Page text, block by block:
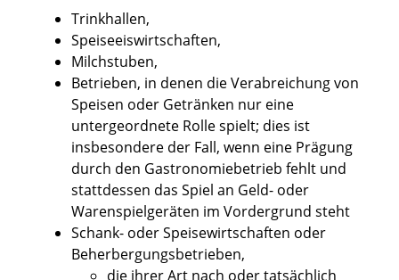
Trinkhallen,
Speiseeiswirtschaften,
Milchstuben,
Betrieben, in denen die Verabreichung von
Speisen oder Getränken nur eine
untergeordnete Rolle spielt; dies ist
insbesondere der Fall, wenn eine Prägung
durch den Gastronomiebetrieb fehlt und
stattdessen das Spiel an Geld- oder
Warenspielgeräten im Vordergrund steht
Schank- oder Speisewirtschaften oder
Beherbergungsbetrieben,
die ihrer Art nach oder tatsächlich